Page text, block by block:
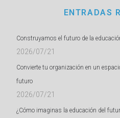
ENTRADAS
Construyamos el futuro de la
2026/07/21
Convierte tu organización en un
futuro
2026/07/21
¿Cómo imaginas la educación del